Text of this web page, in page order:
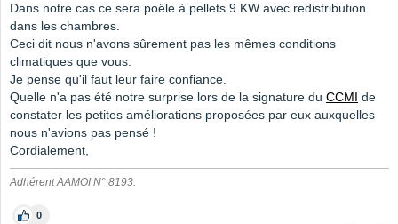
Dans notre cas ce sera poêle à pellets 9 KW avec redistribution
dans les chambres.
Ceci dit nous n'avons sûrement pas les mêmes conditions
climatiques que vous.
Je pense qu'il faut leur faire confiance.
Quelle n'a pas été notre surprise lors de la signature du CCMI de
constater les petites améliorations proposées par eux auxquelles
nous n'avions pas pensé !
Cordialement,
Adhérent AAMOI N° 8193.
0